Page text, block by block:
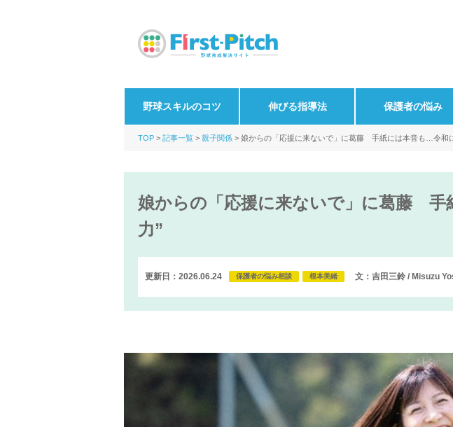
野球スキルのコツ 伸びる指導法 保護者の悩み
TOP 記事一覧 親子関係 娘からの「応援に来ないで」に葛藤 手紙には本音も…令和
娘からの「応援に来ないで」に葛藤 手
力”
更新日：2026.06.24 保護者の悩み相談 根本美緒 文：吉田三鈴 / Misuzu